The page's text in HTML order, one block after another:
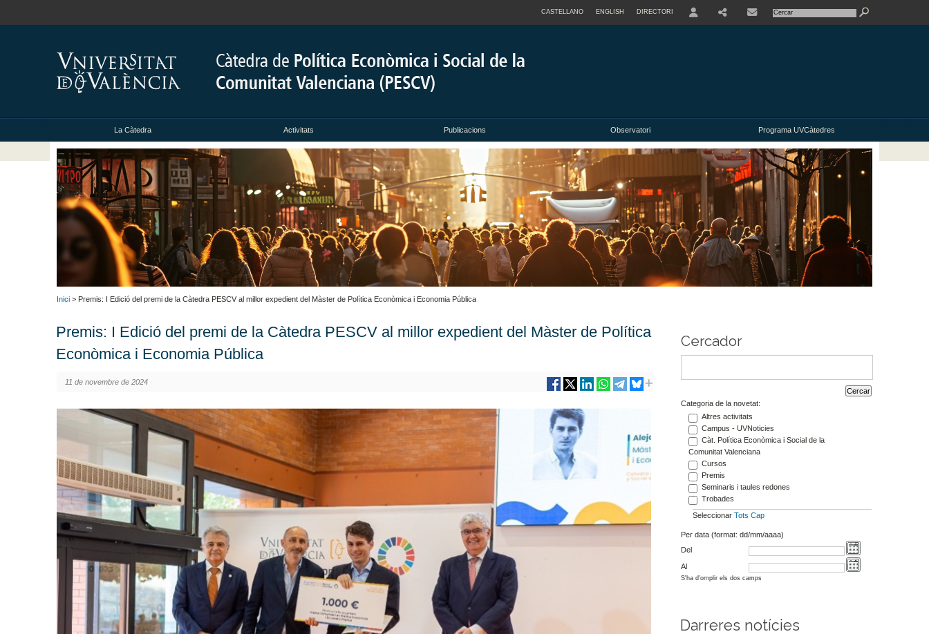
CASTELLANO ENGLISH DIRECTORI
La Càtedra Activitats Publicacions Observatori Programa UVCàtedres
Inici > Premis: I Edició del premi de la Càtedra PESCV al millor expedient del Màster de Política Econòmica i Economia Pública
Premis: I Edició del premi de la Càtedra PESCV al millor expedient del Màster de Política
Econòmica i Economia Pública
11 de novembre de 2024
Cercador
Categoria de la novetat:
Altres activitats
Campus - UVNoticies
Càt. Política Econòmica i Social de la
Comunitat Valenciana
Cursos
Premis
Seminaris i taules redones
Trobades
Seleccionar Tots Cap
Per data (format: dd/mm/aaaa)
Del
Al
S'ha d'omplir els dos camps
Darreres notícies